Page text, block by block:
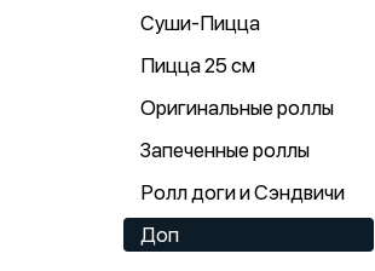
Суши-Пицца
Пицца 25 см
Оригинальные роллы
Запеченные роллы
Ролл доги и Сэндвичи
Доп